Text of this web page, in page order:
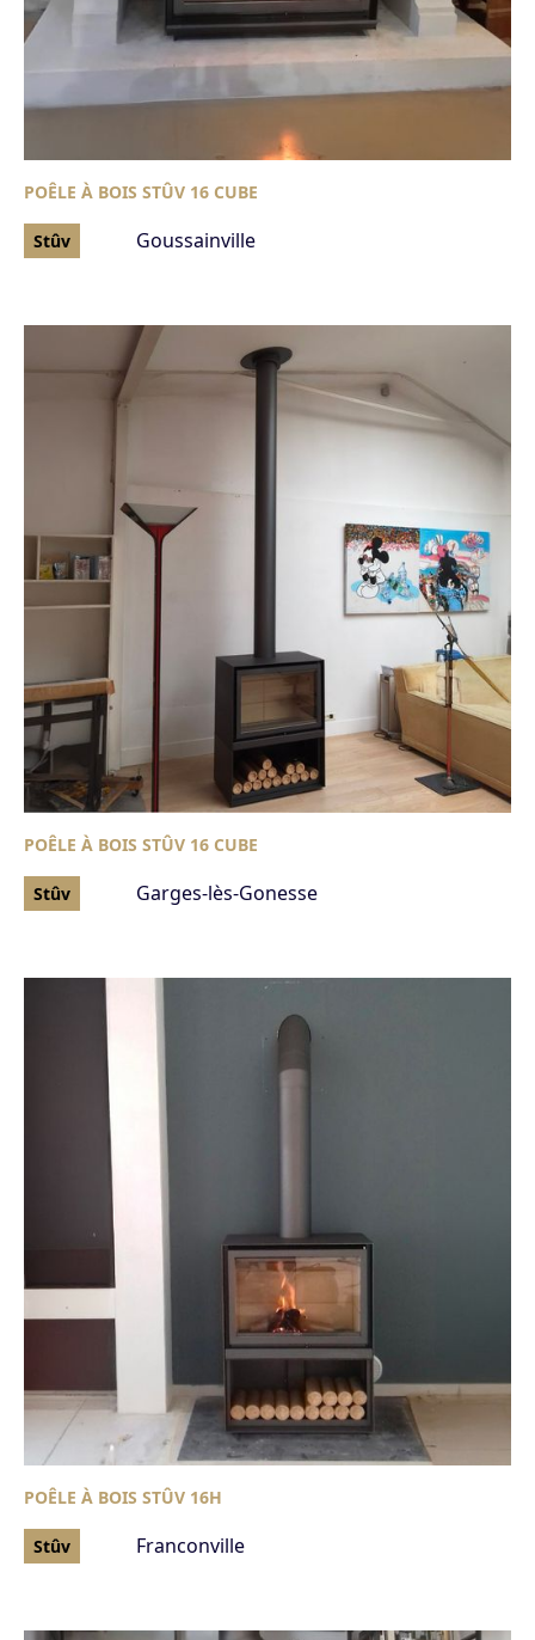
POÊLE À BOIS STÛV 16 CUBE
Stûv Goussainville
POÊLE À BOIS STÛV 16 CUBE
Stûv Garges-lès-Gonesse
POÊLE À BOIS STÛV 16H
Stûv Franconville